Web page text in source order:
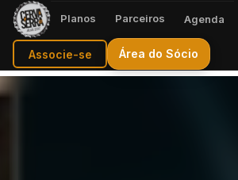
Planos Parceiros Agenda
Associe-se Área do Sócio